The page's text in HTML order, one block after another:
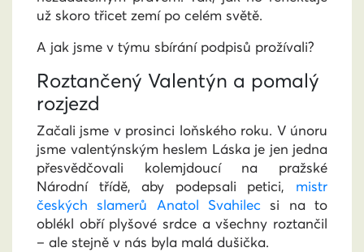
už skoro třicet zemí po celém světě.
A jak jsme v týmu sbírání podpisů prožívali?
Roztančený Valentýn a pomalý
rozjezd
Začali jsme v prosinci loňského roku. V únoru
jsme valentýnským heslem Láska je jen jedna
přesvědčovali kolemjdoucí na pražské
Národní třídě, aby podepsali petici, mistr
českých slamerů Anatol Svahilec si na to
oblékl obří plyšové srdce a všechny roztančil
– ale stejně v nás byla malá dušička.